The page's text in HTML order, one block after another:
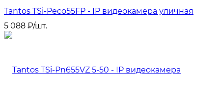
Tantos TSi-Peco55FP - IP видеокамера уличная
5 088 ₽/шт.